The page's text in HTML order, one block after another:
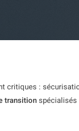
critiques :
transition